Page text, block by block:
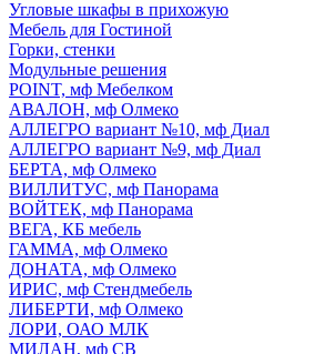
Угловые шкафы в прихожую
Мебель для Гостиной
Горки, стенки
Модульные решения
POINT, мф Мебелком
АВАЛОН, мф Олмеко
АЛЛЕГРО вариант №10, мф Диал
АЛЛЕГРО вариант №9, мф Диал
БЕРТА, мф Олмеко
ВИЛЛИТУС, мф Панорама
ВОЙТЕК, мф Панорама
ВЕГА, КБ мебель
ГАММА, мф Олмеко
ДОНАТА, мф Олмеко
ИРИС, мф Стендмебель
ЛИБЕРТИ, мф Олмеко
ЛОРИ, ОАО МЛК
МИЛАН, мф СВ